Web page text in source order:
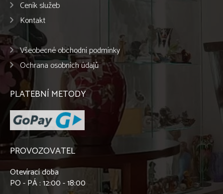
Ceník služeb
Kontakt
Všeobecné obchodní podmínky
Ochrana osobních údajů
PLATEBNÍ METODY
PROVOZOVATEL
Otevírací doba
PO - PÁ : 12:00 - 18:00